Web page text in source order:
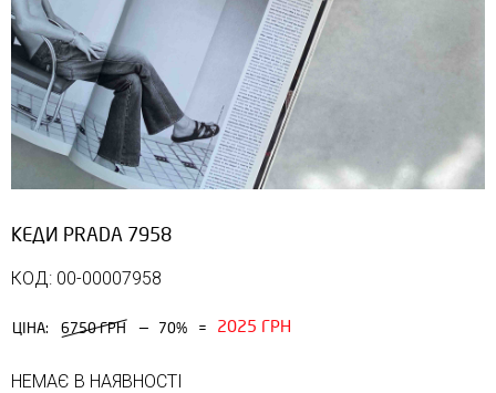
КЕДИ PRADA 7958
КОД: 00-00007958
ЦІНА: 6750 ГРН — 70% = 2025 ГРН
НЕМАЄ В НАЯВНОСТІ